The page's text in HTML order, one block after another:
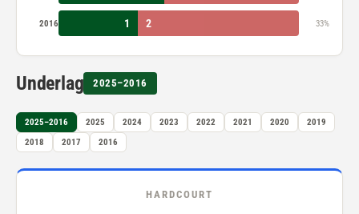
2016 1 2 33%
Underlag 2025–2016
2025–2016 2025 2024 2023 2022 2021 2020
2019
2018
2017 2016
HARDCOURT